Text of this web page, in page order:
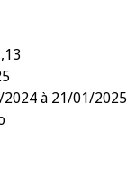
à 21/01/2025